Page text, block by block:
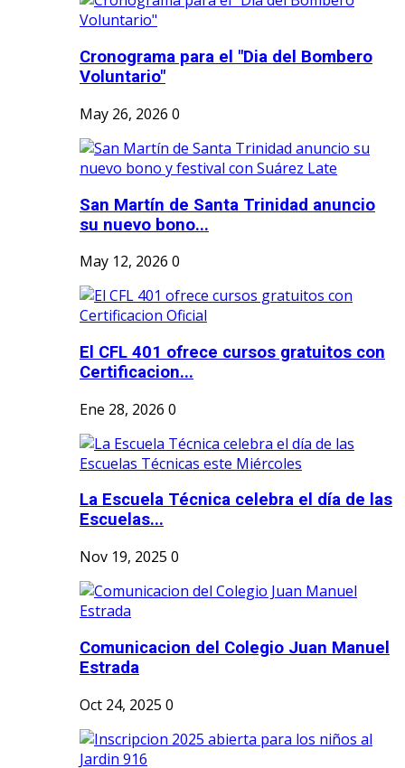
Cronograma para el "Dia del Bombero
Voluntario"
May 26, 2026 0
San Martín de Santa Trinidad anuncio
su nuevo bono...
May 12, 2026 0
El CFL 401 ofrece cursos gratuitos con
Certificacion...
Ene 28, 2026 0
La Escuela Técnica celebra el día de las
Escuelas...
Nov 19, 2025 0
Comunicacion del Colegio Juan Manuel
Estrada
Oct 24, 2025 0